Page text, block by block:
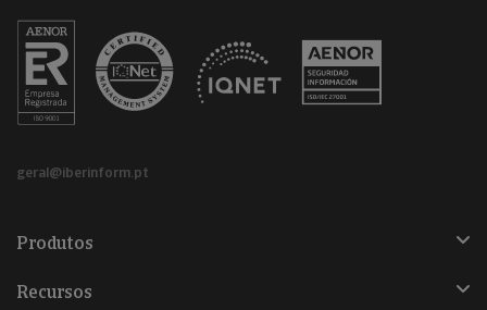
geral@iberinform.pt
Produtos
Recursos